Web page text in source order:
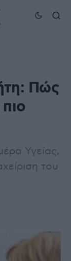
Πώς
Υγείας,
του